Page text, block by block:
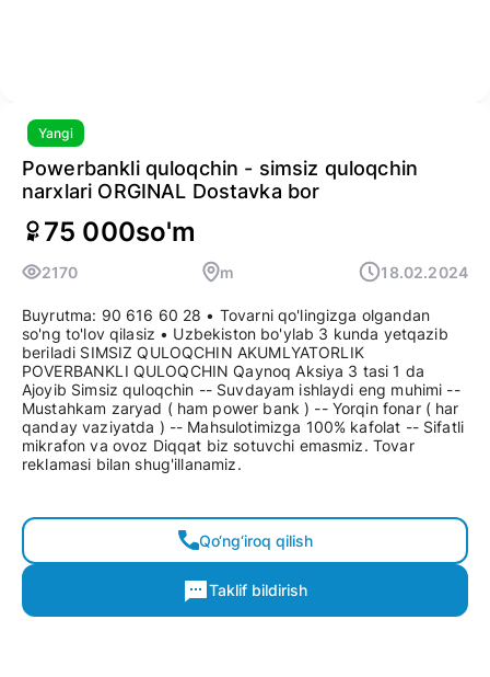
Yangi
Powerbankli quloqchin - simsiz quloqchin
narxlari ORGINAL Dostavka bor
75 000so'm
2170 m 18.02.2024
Buyrutma: 90 616 60 28 • Tovarni qo'lingizga olgandan
so'ng to'lov qilasiz • Uzbekiston bo'ylab 3 kunda yetqazib
beriladi SIMSIZ QULOQCHIN AKUMLYATORLIK
POVERBANKLI QULOQCHIN Qaynoq Aksiya 3 tasi 1 da
Ajoyib Simsiz quloqchin -- Suvdayam ishlaydi eng muhimi --
Mustahkam zaryad ( ham power bank ) -- Yorqin fonar ( har
qanday vaziyatda ) -- Mahsulotimizga 100% kafolat -- Sifatli
mikrafon va ovoz Diqqat biz sotuvchi emasmiz. Tovar
reklamasi bilan shug'illanamiz.
Qo‘ng‘iroq qilish
Taklif bildirish